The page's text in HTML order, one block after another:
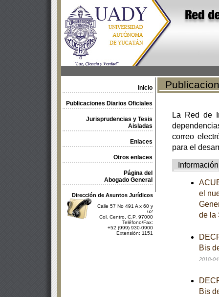
Inicio
Publicaciones Diarios Oficiales
Jurisprudencias y Tesis
Aisladas
Enlaces
Otros enlaces
Página del
Abogado General
Dirección de Asuntos Jurídicos
Calle 57 No 491 A x 60 y
62
Col. Centro, C.P. 97000
Teléfono/Fax:
+52 (999) 930-0900
Extensión: 1151
La Red de
correo
para el
Información
el
de la
Bis
2018-
Bis